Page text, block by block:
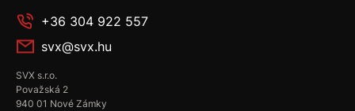
+36 304 922 557
svx@svx.hu
SVX s.r.o.
Považská 2
940 01 Nové Zámky